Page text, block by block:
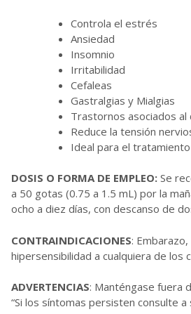
Controla el estrés
Ansiedad
Insomnio
Irritabilidad
Cefaleas
Gastralgias y Mialgias
Trastornos asociados al
Reduce la tensión
Ideal para el
DOSIS O FORMA DE EMPLEO: Se
a 50 gotas (0.75 a 1.5 mL) por la
ocho a diez días, con descanso de
CONTRAINDICACIONES: Embarazo,
hipersensibilidad a cualquiera de los
ADVERTENCIAS: Manténgase fuera
“Si los síntomas persisten consulte a